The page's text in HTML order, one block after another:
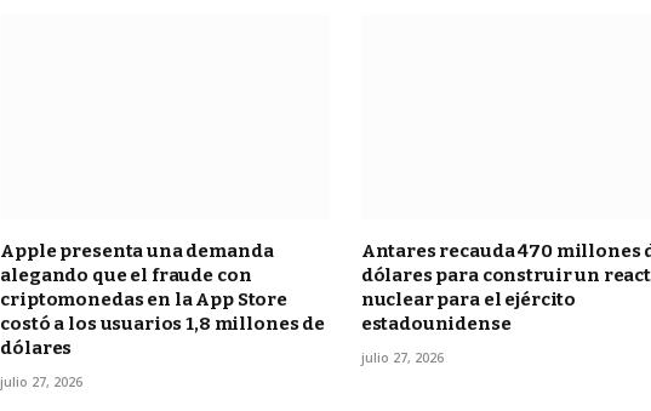
Apple presenta una demanda
alegando que el fraude con
criptomonedas en la App Store
costó a los usuarios 1,8 millones de
dólares
julio 27, 2026
Antares recauda 470 millones
dólares para construir un
nuclear para el ejército
estadounidense
julio 27, 2026